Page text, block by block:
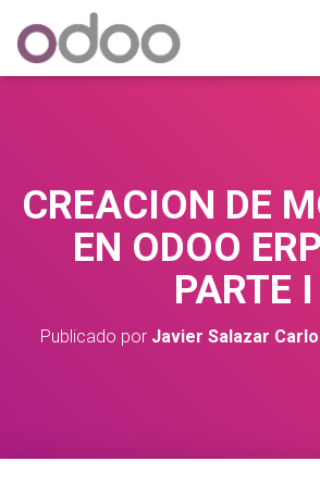
CREACION DE
EN ODOO
PARTE I
Publicado por Javier Salazar